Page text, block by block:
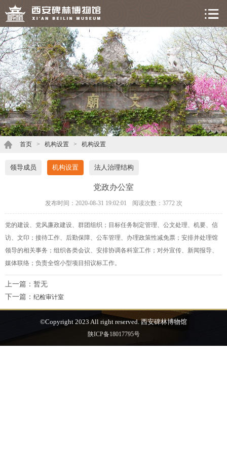
首页 > 机构设置 > 机构设置
领导成员 机构设置 法人治理结构
党政办公室
发布时间：2020-08-31 19:02:01 阅读次数： 3772 次
党的建设、党风廉政建设、群团组织；目标任务制定管理、公文处理、机要、信
访、文印；接待工作、后勤保障、公车管理、办理政策性减免票；安排并处理馆
领导的相关事务；组织各类会议、安排协调各科室工作；对外宣传、新闻报导、
媒体联络；负责全馆小型项目招议标工作。
上一篇：暂无
下一篇： 纪检审计室
©Copyright 2023 All right reserved. 西安碑林博物馆
陕ICP备18017795号